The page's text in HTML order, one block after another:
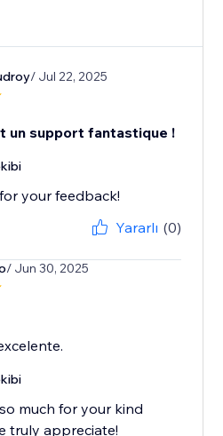
/ Jul 22, 2025
un support fantastique !
your feedback!
Yararlı (0)
/ Jun 30, 2025
much for your kind
truly appreciate!